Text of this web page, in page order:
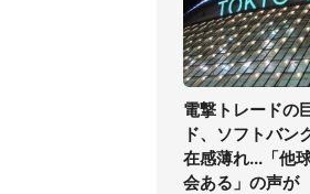
電撃トレードの
ド、ソフトバン
在感薄れ...「他
会ある」の声が